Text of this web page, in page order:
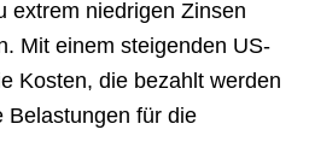
extrem niedrigen Zinsen
Mit einem steigenden US-
Kosten, die bezahlt werden
Belastungen für die